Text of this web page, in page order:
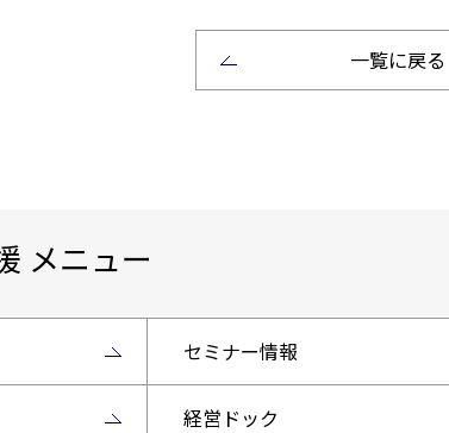
一覧に戻る
メニュー
セミナー情報
経営ドック